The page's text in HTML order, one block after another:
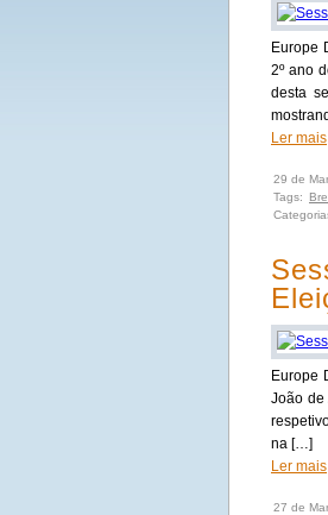
Europe
2º ano
desta
Ler mais
29 de
Tags:
Europe
João de
na […]
Ler mais
27 de